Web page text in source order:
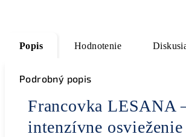
Popis Hodnotenie
Podrobný popis
Francovka LESANA
intenzívne